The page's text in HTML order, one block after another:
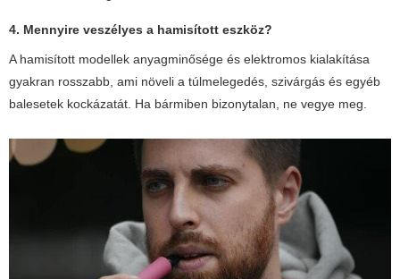
4. Mennyire veszélyes a hamisított eszköz?
A hamisított modellek anyagminősége és elektromos kialakítása
gyakran rosszabb, ami növeli a túlmelegedés, szivárgás és egyéb
balesetek kockázatát. Ha bármiben bizonytalan, ne vegye meg.